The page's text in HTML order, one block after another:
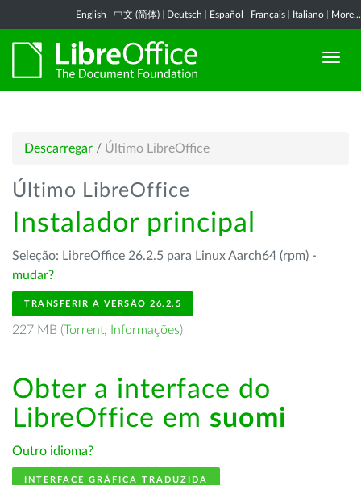
English 中文 (简体) Deutsch Español Français Italiano More...
Descarregar / Último LibreOffice
Último LibreOffice
Instalador principal
Seleção: LibreOffice 26.2.5 para Linux Aarch64 (rpm) -
mudar?
TRANSFERIR A VERSÃO 26.2.5
227 MB (Torrent, Informações)
Obter a interface do
LibreOffice em suomi
Outro idioma?
INTERFACE GRÁFICA TRADUZIDA